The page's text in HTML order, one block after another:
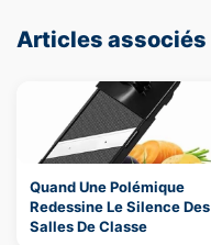
Articles associés
Quand Une Polémique
Redessine Le Silence Des
Salles De Classe